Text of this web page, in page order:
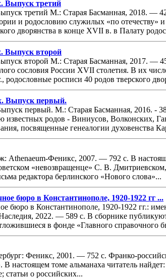
Выпуск третий
третий М.: Старая Басманная, 2018. —
и родословию служилых «по отечеству»
дворянства в конце XVII в. в Палату
Выпуск второй
второй М.: Старая Басманная, 2017. —
сословия России XVII столетия. В их
росписи 40 родов тверского
Выпуск первый.
первый. М.: Старая Басманная, 2016. -
известных родов - Виниусов,
посвященные генеалогии духовенства
Феникс, 2007. — 792 с. В
«невозвращенце» С. В.
редактора берлинского «Нового слова»...
бюро в Константинополе, 1920-1922 гг ...
бюро в Константинополе, 1920-1922 гг.:
2022. — 589 с. В сборнике
в фонде «Главного справочного
Феникс, 2001. — 752 с. Франко-
томе альманаха читатель
о российских...